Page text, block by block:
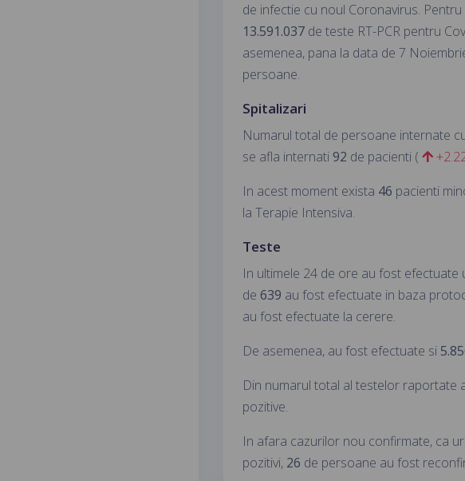
de infectie cu noul Coronavirus.
13.591.037 de teste RT-PCR pentru
asemenea, pana la data de 7
persoane.
Spitalizari
Numarul total de persoane internate
se afla internati92 de pacienti (
In acest moment exista 46 pacienti
la Terapie Intensiva.
Teste
In ultimele 24 de ore au fost efectuate
de 639 au fost efectuate in baza
au fost efectuate la cerere.
De asemenea, au fost efectuate si
Din numarul total al testelor raportate
pozitive.
In afara cazurilor nou confirmate, ca
pozitivi, 26 de persoane au fost